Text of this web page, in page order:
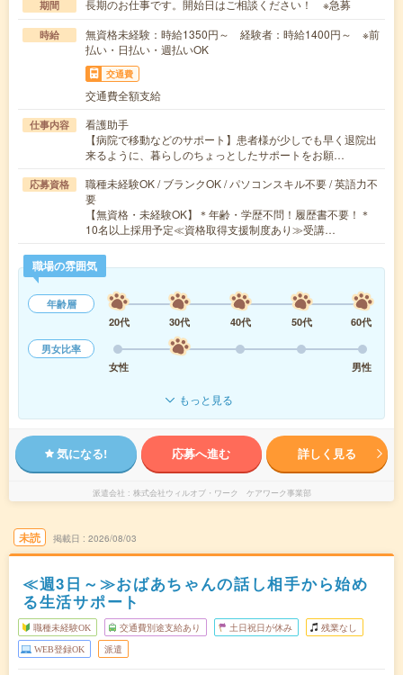
期間 長期のお仕事です。開始日はご相談ください！ ※急募
時給
無資格未経験：時給1350円～ 経験者：時給1400円～ ※前
払い・日払い・週払いOK
交通費
交通費全額支給
仕事内容
看護助手
【病院で移動などのサポート】患者様が少しでも早く退院出
来るように、暮らしのちょっとしたサポートをお願…
応募資格
職種未経験OK / ブランクOK / パソコンスキル不要 / 英語力不
要
【無資格・未経験OK】＊年齢・学歴不問！履歴書不要！＊
10名以上採用予定≪資格取得支援制度あり≫受講…
職場の雰囲気
年齢層
20代
30代 40代 50代
60代
男女比率
女性
男性
もっと見る
気になる! 応募へ進む 詳しく見る
派遣会社 株式会社ウィルオブ・ワーク ケアワーク事業部
未読 掲載日 2026/08/03
≪週3日～≫おばあちゃんの話し相手から始め
る生活サポート
職種未経験OK 交通費別途支給あり 土日祝日が休み 残業なし
WEB登録OK 派遣